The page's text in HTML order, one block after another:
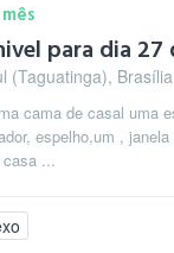
para dia 27
(Taguatinga),
cama de casal uma
espelho,um ,
...